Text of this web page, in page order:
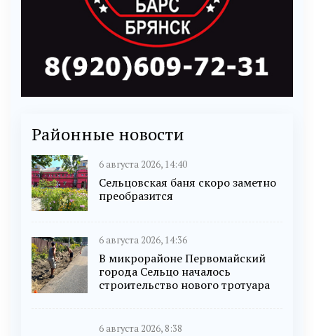
Районные новости
6 августа 2026, 14:40
Сельцовская баня скоро заметно
преобразится
6 августа 2026, 14:36
В микрорайоне Первомайский
города Сельцо началось
строительство нового тротуара
6 августа 2026, 8:38